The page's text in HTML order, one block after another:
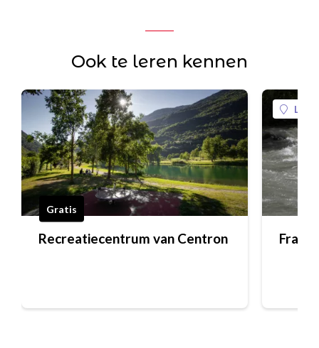
Ook te leren kennen
Gratis
Recreatiecentrum van Centron
La